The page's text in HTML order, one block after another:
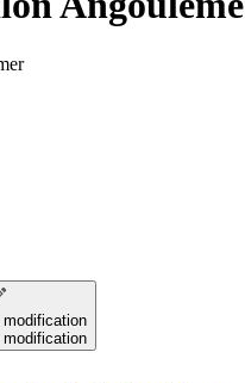
modification
modification